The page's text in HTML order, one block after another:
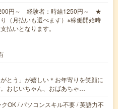
円～ 経験者：時給1250円～ ★
（月払いも選べます）※稼働開始時
払いとなります。
とう」が嬉しい＊お年寄りを笑顔に
おじいちゃん、おばあちゃ…
OK / パソコンスキル不要 / 英語力不